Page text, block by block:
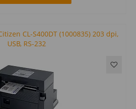
CL-S400DT (1000835) 203 dpi,
USB, RS-232